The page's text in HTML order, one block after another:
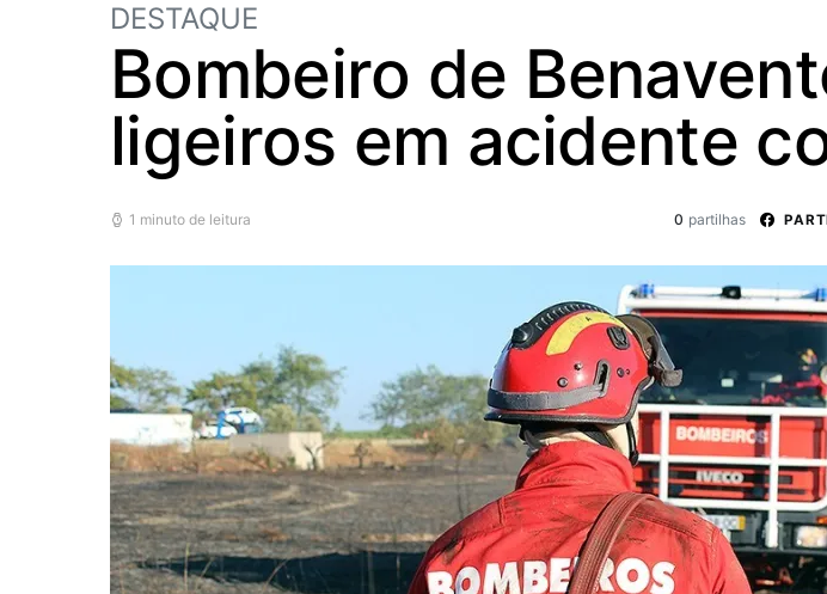
DESTAQUE
Bombeiro de
ligeiros em acidente
1 minuto de leitura 0 partilhas